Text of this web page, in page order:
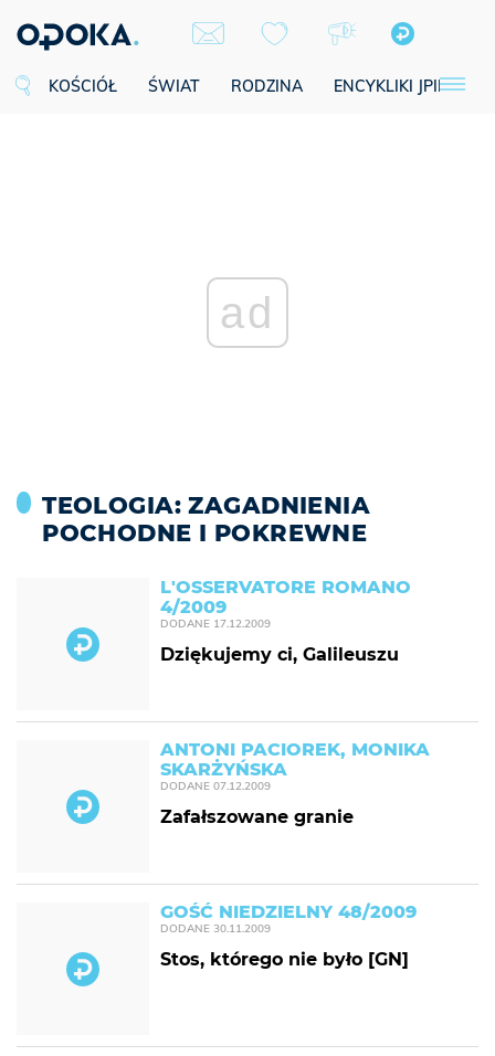
KOŚCIÓŁ ŚWIAT RODZINA ENCYKLIKI JPII
ad
TEOLOGIA: ZAGADNIENIA
POCHODNE I POKREWNE
L'OSSERVATORE ROMANO
4/2009
DODANE 17.12.2009
Dziękujemy ci, Galileuszu
ANTONI PACIOREK, MONIKA
SKARŻYŃSKA
DODANE 07.12.2009
Zafałszowane granie
GOŚĆ NIEDZIELNY 48/2009
DODANE 30.11.2009
Stos, którego nie było [GN]